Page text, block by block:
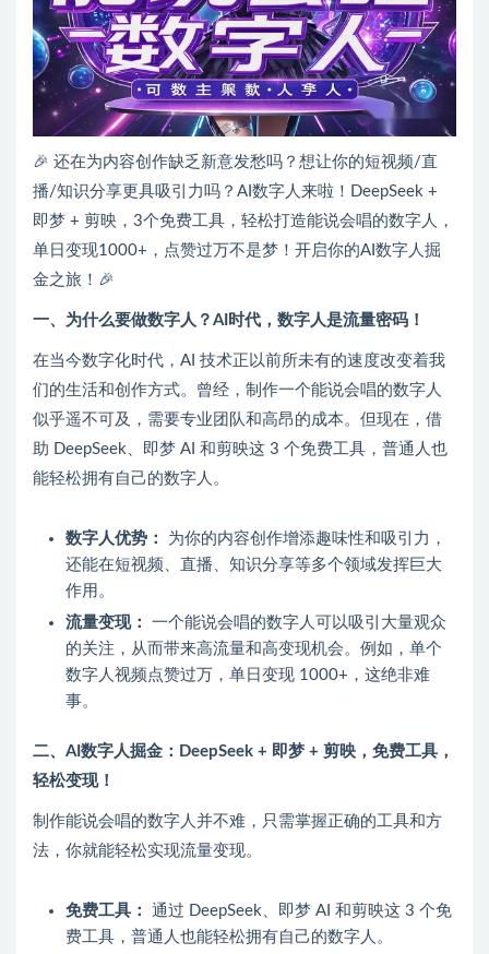
🎉 还在为内容创作缺乏新意发愁吗？想让你的短视频/直
播/知识分享更具吸引力吗？AI数字人来啦！DeepSeek +
即梦 + 剪映，3个免费工具，轻松打造能说会唱的数字人，
单日变现1000+，点赞过万不是梦！开启你的AI数字人掘
金之旅！🎉
一、为什么要做数字人？AI时代，数字人是流量密码！
在当今数字化时代，AI 技术正以前所未有的速度改变着我
们的生活和创作方式。曾经，制作一个能说会唱的数字人
似乎遥不可及，需要专业团队和高昂的成本。但现在，借
助 DeepSeek、即梦 AI 和剪映这 3 个免费工具，普通人也
能轻松拥有自己的数字人。
数字人优势：
为你的内容创作增添趣味性和吸引力，
还能在短视频、直播、知识分享等多个领域发挥巨大
作用。
流量变现：
一个能说会唱的数字人可以吸引大量观众
的关注，从而带来高流量和高变现机会。例如，单个
数字人视频点赞过万，单日变现 1000+，这绝非难
事。
二、AI数字人掘金：DeepSeek + 即梦 + 剪映，免费工具，
轻松变现！
制作能说会唱的数字人并不难，只需掌握正确的工具和方
法，你就能轻松实现流量变现。
免费工具：
通过 DeepSeek、即梦 AI 和剪映这 3 个免
费工具，普通人也能轻松拥有自己的数字人。